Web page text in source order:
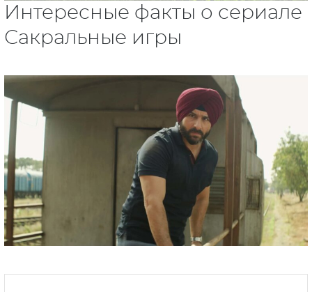
Интересные факты о сериале
Сакральные игры